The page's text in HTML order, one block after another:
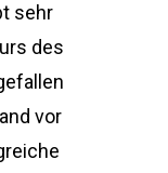
sehr
des
vor